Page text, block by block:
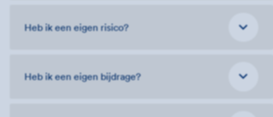
Heb ik een eigen risico?
Heb ik een eigen bijdrage?